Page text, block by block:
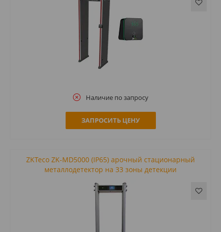
Наличие по запросу
ЗАПРОСИТЬ ЦЕНУ
ZKTeco ZK-MD5000 (IP65) арочный стационарный
металлодетектор на 33 зоны детекции